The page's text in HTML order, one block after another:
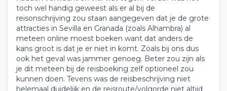
toch wel handig geweest als er al bij de
reisonschrijving zou staan aangegeven dat je de grote
attracties in Sevilla en Granada (zoals Alhambra) al
meteen online moest boeken want dat anders de
kans groot is dat je er niet in komt. Zoals bij ons dus
ook het geval was jammer genoeg. Beter zou zijn als
je dit meteen bij de reisboeking zelf optioneel zou
kunnen doen. Tevens was de reisbeschrijving niet
helemaal duidelijk en de reisroute/volgorde niet altijd